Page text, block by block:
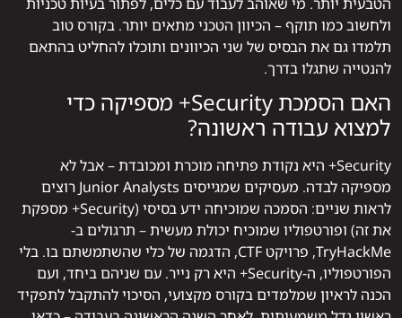
ולחשוב כמו תוקף – הכיוון הטכני מתאים יותר. בקורס טוב
תלמדו גם את הבסיס של שני הכיוונים ותוכלו להחליט בהתאם
להנטייה שתגלו בדרך.
האם הסמכת Security+ מספיקה כדי
למצוא עבודה ראשונה?
Security+ היא נקודת פתיחה מוכרת ומכובדת – אבל לא
מספיקה לבדה. מעסיקים שמגייסים Junior Analysts רוצים
לראות שניים: הסמכה שמוכיחה ידע בסיסי (Security+ מספקת
את זה) ופורטפוליו שמוכיח יכולת מעשית – תרגולים ב-
TryHackMe, פרויקט CTF, הדגמה של כלי שהשתמשתם בו. בלי
הפורטפוליו, ה-Security+ היא רק נייר. עם שניהם ביחד, ועם
הכנה לראיון שמלמדים בקורס מקצועי, הסיכוי להתקבל לתפקיד